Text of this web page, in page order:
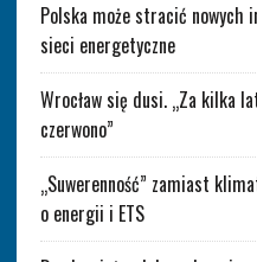
Polska może stracić nowych
sieci energetyczne
Wrocław się dusi. „Za kilka
czerwono”
„Suwerenność” zamiast
o energii i ETS